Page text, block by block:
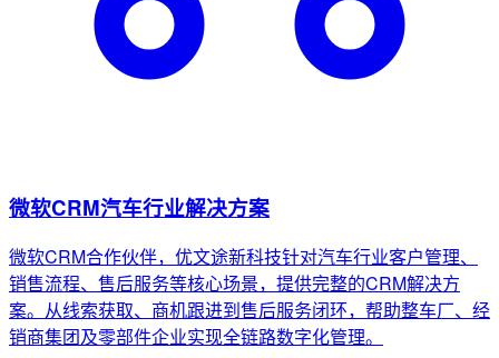
微软CRM汽车行业解决方案
微软CRM合作伙伴，优文途新科技针对汽车行业客户管理、
销售流程、售后服务等核心场景，提供完整的CRM解决方
案。从线索获取、商机跟进到售后服务闭环，帮助整车厂、经
销商集团及零部件企业实现全链路数字化管理。